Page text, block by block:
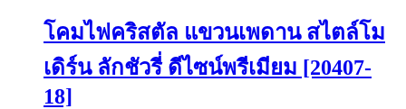
โคมไฟคริสตัล แขวนเพดาน สไตล์โม
เดิร์น ลักชัวรี่ ดีไซน์พรีเมียม [20407-
18]